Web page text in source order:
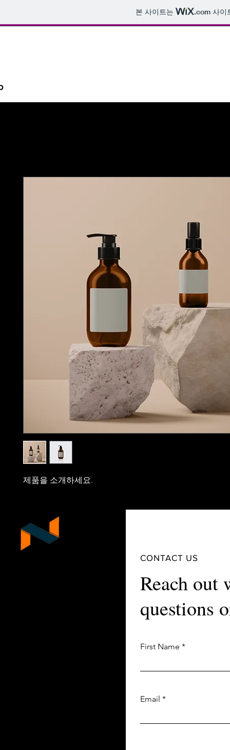
본 사이트는 .com사이
제품을 소개하세요.
CONTACT US
Reach out
questions
First Name
Email